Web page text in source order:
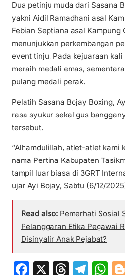
Dua petinju muda dari Sasana
yakni Aidil Ramadhani asal
Febian Septiana asal Kampung
menunjukkan perkembangan
event tinju. Pada kejuaraan
meraih medali emas,
pulang medali perak.
Pelatih Sasana Bojay Boxing,
rasa syukur sekaligus
tersebut.
“Alhamdulillah, atlet-atlet kami
nama Pertina Kabupaten
tampil luar biasa di 3GRT
ujar Ayi Bojay, Sabtu (6/12/
Read also: Pemerhati Sosial
Pelanggaran Etika Pegawai
Disinyalir Anak Pejabat?
F
X
T
T
W